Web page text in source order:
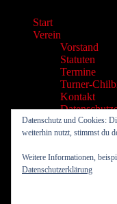
scrollen
Start
Verein
Vorstand
Statuten
Termine
Turner-
Kontakt
Männerriege
Volleyriege
Leichtathletik
Datenschutz und Cookies:
weiterhin nutzt, stimmst du
Weitere Informationen,
Datenschutzerklärung